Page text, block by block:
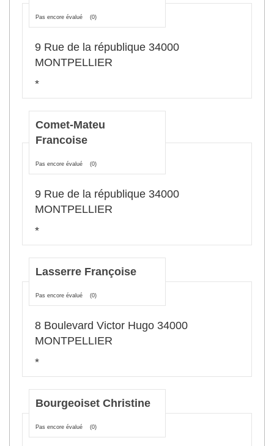
Pas encore évalué (0)
9 Rue de la république 34000
MONTPELLIER
*
Comet-Mateu
Francoise
Pas encore évalué (0)
9 Rue de la république 34000
MONTPELLIER
*
Lasserre Françoise
Pas encore évalué (0)
8 Boulevard Victor Hugo 34000
MONTPELLIER
*
Bourgeoiset Christine
Pas encore évalué (0)